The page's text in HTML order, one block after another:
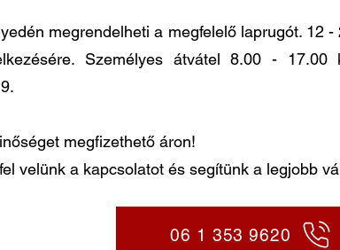
megrendelheti a megfelelő laprugót. 12
Személyes átvátel 8.00 - 17.00
megfizethető áron!
velünk a kapcsolatot és segítünk a legjobb
06 1 353 9620